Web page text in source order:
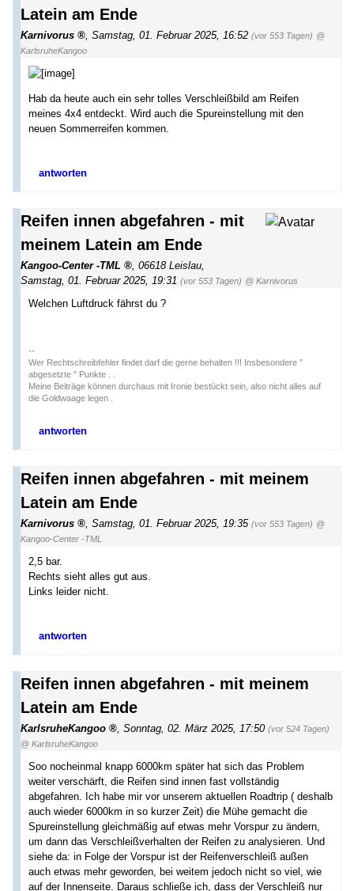
Latein am Ende
Karnivorus Samstag, 01. Februar 2025, 16:52 (vor 553 Tagen) @
KarlsruheKangoo
Hab da heute auch ein sehr tolles Verschleißbild am Reifen
meines 4x4 entdeckt. Wird auch die Spureinstellung mit den
neuen Sommerreifen kommen.
antworten
Reifen innen abgefahren - mit
meinem Latein am Ende
Kangoo-Center -TML , 06618 Leislau,
Samstag, 01. Februar 2025, 19:31 (vor 553 Tagen) @ Karnivorus
Welchen Luftdruck fährst du ?
--
Wer Rechtschreibfehler findet darf die gerne behalten !!! Insbesondere "
abgesetzte " Punkte . .
Meine Beiträge können durchaus mit Ironie bestückt sein, also nicht alles auf
die Goldwaage legen .
antworten
Reifen innen abgefahren - mit meinem
Latein am Ende
Karnivorus , Samstag, 01. Februar 2025, 19:35 (vor 553 Tagen) @
Kangoo-Center -TML
2,5 bar.
Rechts sieht alles gut aus.
Links leider nicht.
antworten
Reifen innen abgefahren - mit meinem
Latein am Ende
KarlsruheKangoo , Sonntag, 02. März 2025, 17:50 (vor 524 Tagen)
@ KarlsruheKangoo
Soo nocheinmal knapp 6000km später hat sich das Problem
weiter verschärft, die Reifen sind innen fast vollständig
abgefahren. Ich habe mir vor unserem aktuellen Roadtrip ( deshalb
auch wieder 6000km in so kurzer Zeit) die Mühe gemacht die
Spureinstellung gleichmäßig auf etwas mehr Vorspur zu ändern,
um dann das Verschleißverhalten der Reifen zu analysieren. Und
siehe da: in Folge der Vorspur ist der Reifenverschleiß außen
auch etwas mehr geworden, bei weitem jedoch nicht so viel, wie
auf der Innenseite. Daraus schließe ich, dass der Verschleiß nur